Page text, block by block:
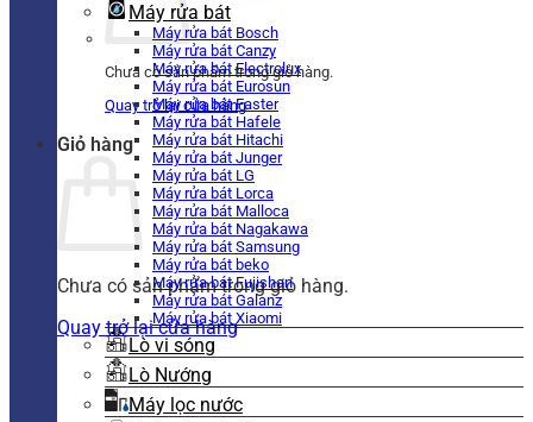
Chưa có sản phẩm trong giỏ hàng.
Quay trở lại cửa hàng
Giỏ hàng
Chưa có sản phẩm trong giỏ hàng.
Quay trở lại cửa hàng
Máy rửa bát
Máy rửa bát Bosch
Máy rửa bát Canzy
Máy rửa bát Electrolux
Máy rửa bát Eurosun
Máy rửa bát Faster
Máy rửa bát Hafele
Máy rửa bát Hitachi
Máy rửa bát Junger
Máy rửa bát LG
Máy rửa bát Lorca
Máy rửa bát Malloca
Máy rửa bát Nagakawa
Máy rửa bát Samsung
Máy rửa bát beko
Máy rửa bát Fujishan
Máy rửa bát Galanz
Máy rửa bát Xiaomi
Lò vi sóng
Lò Nướng
Máy lọc nước